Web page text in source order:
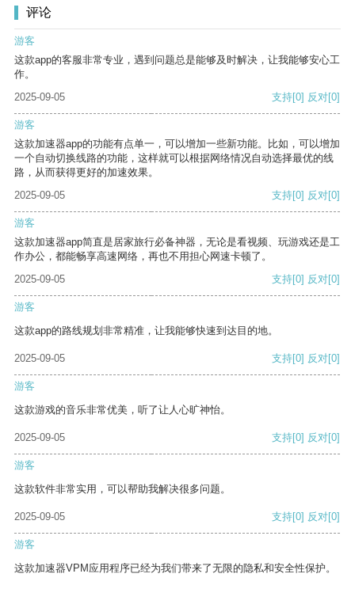
评论
游客
这款app的客服非常专业，遇到问题总是能够及时解决，让我能够安心工
作。
2025-09-05
支持[0] 反对[0]
游客
这款加速器app的功能有点单一，可以增加一些新功能。比如，可以增加
一个自动切换线路的功能，这样就可以根据网络情况自动选择最优的线
路，从而获得更好的加速效果。
2025-09-05
支持[0] 反对[0]
游客
这款加速器app简直是居家旅行必备神器，无论是看视频、玩游戏还是工
作办公，都能畅享高速网络，再也不用担心网速卡顿了。
2025-09-05
支持[0] 反对[0]
游客
这款app的路线规划非常精准，让我能够快速到达目的地。
2025-09-05 支持[0] 反对[0]
游客
这款游戏的音乐非常优美，听了让人心旷神怡。
2025-09-05 支持[0] 反对[0]
游客
这款软件非常实用，可以帮助我解决很多问题。
2025-09-05 支持[0] 反对[0]
游客
这款加速器VPM应用程序已经为我们带来了无限的隐私和安全性保护。